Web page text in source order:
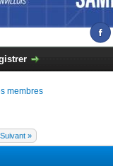
membres
Suivant »